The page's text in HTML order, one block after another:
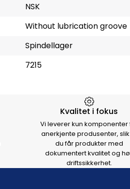
NSK
Without lubrication groove
Spindellager
7215
Kvalitet i fokus
Vi leverer kun komponenter
anerkjente produsenter,
du får produkter med
dokumentert kvalitet og
driftssikkerhet.